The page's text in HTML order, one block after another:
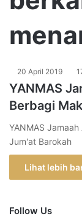
20 April 2019
YANMAS
Berbagi
YANMAS
Jum'at Barokah
Lihat lebih
Follow Us